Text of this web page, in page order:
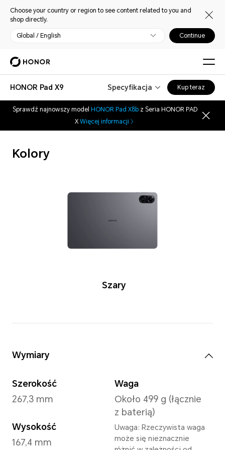
Choose your country or region to see content related to you and
shop directly.
Global / English Continue
HONOR Pad X9 Specyfikacja Kup teraz
Sprawdź najnowszy model HONOR Pad X8bz Seria HONOR PAD
X Więcej informacji
Kolory